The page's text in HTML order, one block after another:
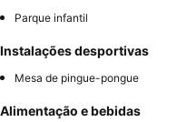
Parque infantil
Instalações desportivas
Mesa de pingue-pongue
Alimentação e bebidas